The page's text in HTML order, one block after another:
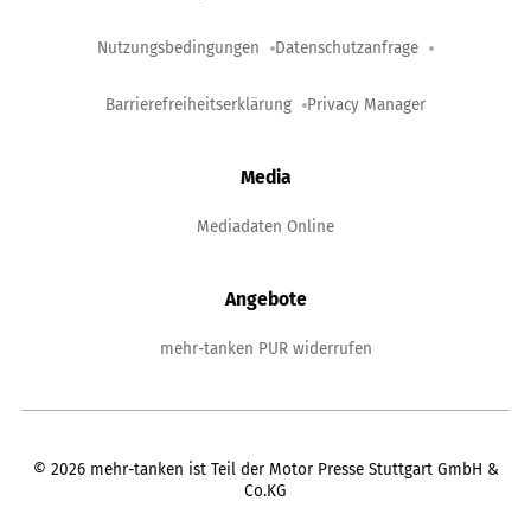
Nutzungsbedingungen Datenschutzanfrage
Barrierefreiheitserklärung Privacy Manager
Media
Mediadaten Online
Angebote
mehr-tanken PUR widerrufen
© 2026 mehr-tanken ist Teil der Motor Presse Stuttgart GmbH &
Co.KG